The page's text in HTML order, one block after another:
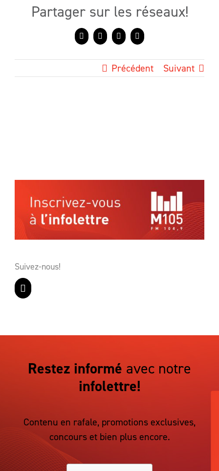
Partager sur les réseaux!
Facebook
X LinkedInCourriel
Précédent Suivant
Suivez-nous!
Restez informé avec notre
infolettre!
Contenu en rafale, promotions exclusives,
concours et bien plus encore.